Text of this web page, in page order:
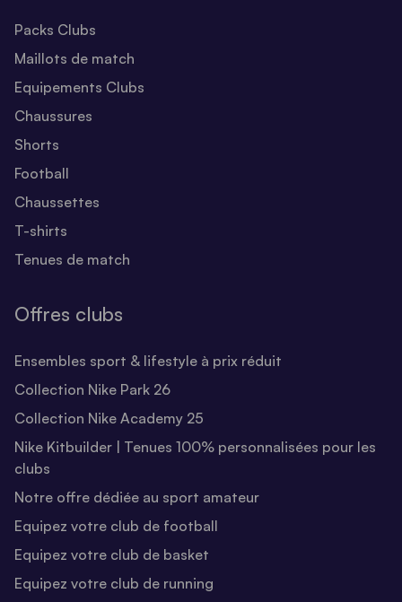
Packs Clubs
Maillots de match
Equipements Clubs
Chaussures
Shorts
Football
Chaussettes
T-shirts
Tenues de match
Offres clubs
Ensembles sport & lifestyle à prix réduit
Collection Nike Park 26
Collection Nike Academy 25
Nike Kitbuilder | Tenues 100% personnalisées pour les
clubs
Notre offre dédiée au sport amateur
Equipez votre club de football
Equipez votre club de basket
Equipez votre club de running